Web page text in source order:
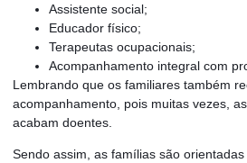
Assistente social;
Educador físico;
Terapeutas ocupacionais;
Acompanhamento integral com
Lembrando que os familiares também
acompanhamento, pois muitas vezes,
acabam doentes.
Sendo assim, as famílias são